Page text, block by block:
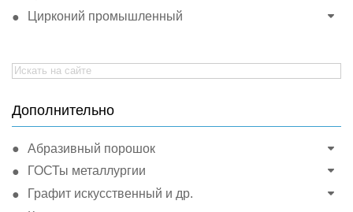
Цирконий промышленный
Search
for:
Дополнительно
Абразивный порошок
ГОСТы металлургии
Графит искусственный и др.